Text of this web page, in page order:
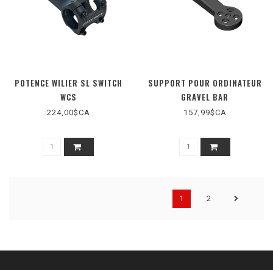
POTENCE WILIER SL SWITCH
WCS
224,00$CA
SUPPORT POUR ORDINATEUR
GRAVEL BAR
157,99$CA
1 2